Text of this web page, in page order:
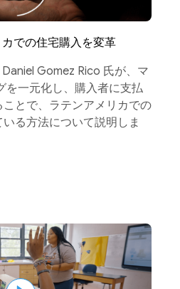
での住宅購入を変革
Gomez Rico 氏が、マ
を一元化し、購入者に支払
とで、ラテンアメリカでの
る方法について説明しま